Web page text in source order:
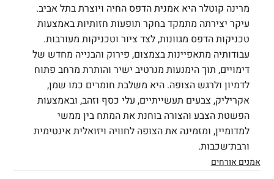
מרינה קוטלר היא אמנית הדפס החיה ויוצרת בתל אביב.
עיקר יצירתה מתמקד בחקר תופעות חזותיות באמצעות
טכניקות הדפס מגוונות, לצד ציור וטכניקות מעורבות.
עבודותיה מתאפיינות בצמצום, פירוק והבנייה מחדש של
דימויים, תוך הימנעות מנרטיב ישיר והותרת מרחב פתוח
לדמיון ולרגש הצופה. היא משלבת חומרים כמו שמן,
אקריליק, צבעים תעשייתיים, עלי כסף וזהב, ובאמצעות
הפשטת הצבע והצורה בוחנת את המתח בין ממשי
למדומיין, ומזמינה את הצופה לחוויה ויזואלית אינטימית
ורבת־שכבות.
אמנים אורחים